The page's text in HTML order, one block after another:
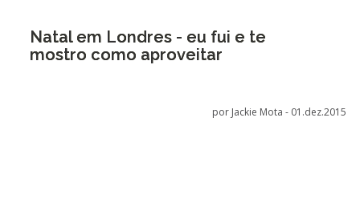
Natal em Londres - eu fui e te
mostro como aproveitar
por Jackie Mota - 01.dez.2015